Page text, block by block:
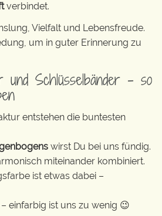
verbindet.
Vielfalt und Lebensfreude.
um in guter Erinnerung zu
und Schlüsselbänder – so
entstehen die buntesten
wirst Du bei uns fündig.
miteinander kombiniert.
ist etwas dabei –
einfarbig ist uns zu wenig 😉